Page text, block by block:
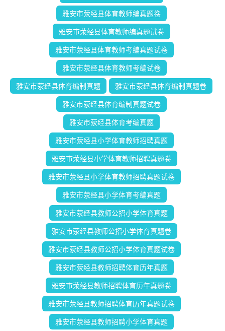
雅安市荥经县体育教师编真题卷
雅安市荥经县体育教师编真题试卷
雅安市荥经县体育教师考编真题试卷
雅安市荥经县体育教师考编试卷
雅安市荥经县体育编制真题 雅安市荥经县体育编制真题卷
雅安市荥经县体育编制真题试卷
雅安市荥经县体育考编真题
雅安市荥经县小学体育教师招聘真题
雅安市荥经县小学体育教师招聘真题卷
雅安市荥经县小学体育教师招聘真题试卷
雅安市荥经县小学体育考编真题
雅安市荥经县教师公招小学体育真题
雅安市荥经县教师公招小学体育真题卷
雅安市荥经县教师公招小学体育真题试卷
雅安市荥经县教师招聘体育历年真题
雅安市荥经县教师招聘体育历年真题卷
雅安市荥经县教师招聘体育历年真题试卷
雅安市荥经县教师招聘小学体育真题